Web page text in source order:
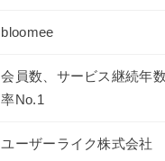
bloomee
会員数、サービス継続年
率No.1
ユーザーライク株式会社